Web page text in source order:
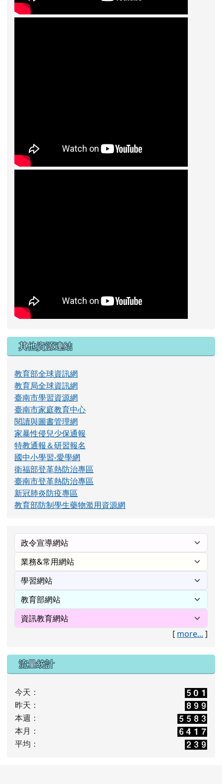
其他資源連結
教育部全球資訊網
教育局全球資訊網
臺南市學習資源網
臺南市家庭教育中心
閱讀與圖書管理網
家暴性侵兒少保通報
特教通報＆研習報名
國中小學習-愛學網
衛福部登革熱防治專區
臺南市登革熱防治專區
新冠肺炎防疫專區
教育部防制學生藥物濫用資源網
[ more... ]
流量統計
今天：
昨天：
本週：
本月：
平均：